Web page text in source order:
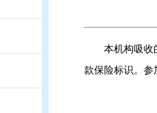
本机构吸收
款保险标识。参